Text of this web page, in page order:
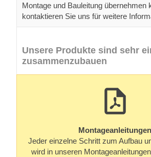
Montage und Bauleitung übernehmen
kontaktieren Sie uns für weitere
Unsere Produkte sind sehr
zusammenzubauen
Montageanleitungen
Jeder einzelne Schritt zum Aufbau
wird in unseren